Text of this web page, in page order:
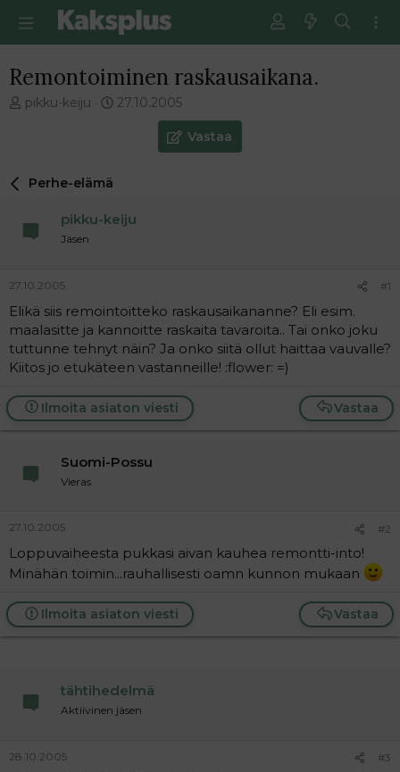
Remontoiminen raskausaikana.
V
e
t
n
a
o
i
t
a
j
pikku-keiju
E
i
i
s
t
i
27.10.2005
Vastaa
Perhe-elämä
pikku-keiju
Jäsen
27.10.2005 #1
Elikä siis remointoitteko raskausaikananne? Eli esim.
maalasitte ja kannoitte raskaita tavaroita.. Tai onko joku
tuttunne tehnyt näin? Ja onko siitä ollut haittaa vauvalle?
Kiitos jo etukäteen vastanneille! :flower: =)
Vastaa
Ilmoita asiaton viesti
Suomi-Possu
Vieras
27.10.2005 #2
Loppuvaiheesta pukkasi aivan kauhea remontti-into!
Minähän toimin...rauhallisesti oamn kunnon mukaan
Vastaa
Ilmoita asiaton viesti
tähtihedelmä
Aktiivinen jäsen
28.10.2005 #3